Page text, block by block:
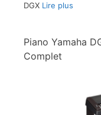
DGX Lire plus
Piano Yamaha
Complet